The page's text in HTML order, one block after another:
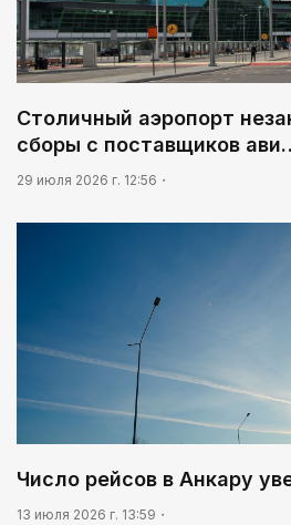
Столичный аэропорт
сборы с поставщиков
29 июля 2026 г. 12:56
Число рейсов в Анкару
13 июля 2026 г. 13:59